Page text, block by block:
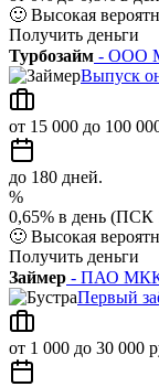
🙂 Высокая
Получить деньги
Турбозайм - ООО
Выпуск
от 15 000 до 100
до 180 дней.
%
0,65% в день (ПСК
🙂 Высокая
Получить деньги
Займер - ПАО
Первый
от 1 000 до 30 000